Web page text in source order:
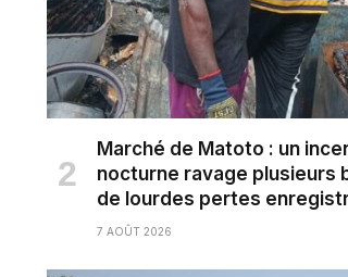
Marché de Matoto : un
nocturne ravage plusieurs
de lourdes pertes
7 AOÛT 2026